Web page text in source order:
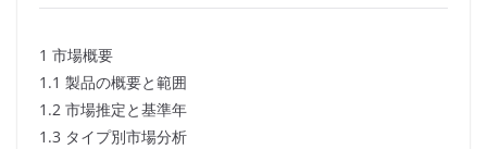
1 市場概要
1.1 製品の概要と範囲
1.2 市場推定と基準年
1.3 タイプ別市場分析